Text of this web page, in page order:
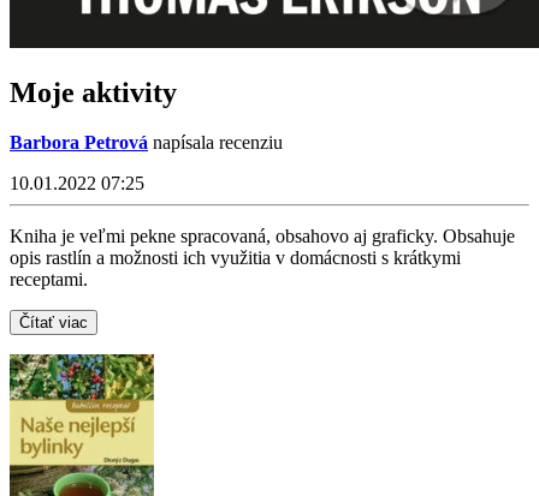
Moje aktivity
Barbora Petrová napísala recenziu
10.01.2022 07:25
Kniha je veľmi pekne spracovaná, obsahovo aj graficky. Obsahuje
opis rastlín a možnosti ich využitia v domácnosti s krátkymi
receptami.
Čítať viac